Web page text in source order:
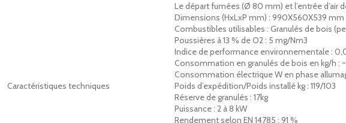
Caractéristiques techniques
Le départ fumées (Ø 80 mm) et l’entrée d’air
Dimensions (HxLxP mm) : 990X560X539 mm
Combustibles utilisables : Granulés de bois
Poussières à 13 % de O2 : 5 mg/Nm3
Indice de performance environnementale :
Consommation en granulés de bois en kg/h :
Consommation électrique W en phase
Poids d’expédition/Poids installé kg : 119/103
Réserve de granulés : 17kg
Puissance : 2 à 8 kW
Rendement selon EN 14785 : 91 %